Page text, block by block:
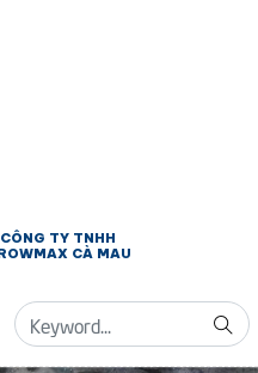
CÔNG TY TNHH
CÀ MAU